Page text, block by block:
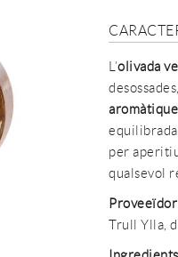
L’olivada
per
qualsevol
Proveeïdor
Trull Ylla,